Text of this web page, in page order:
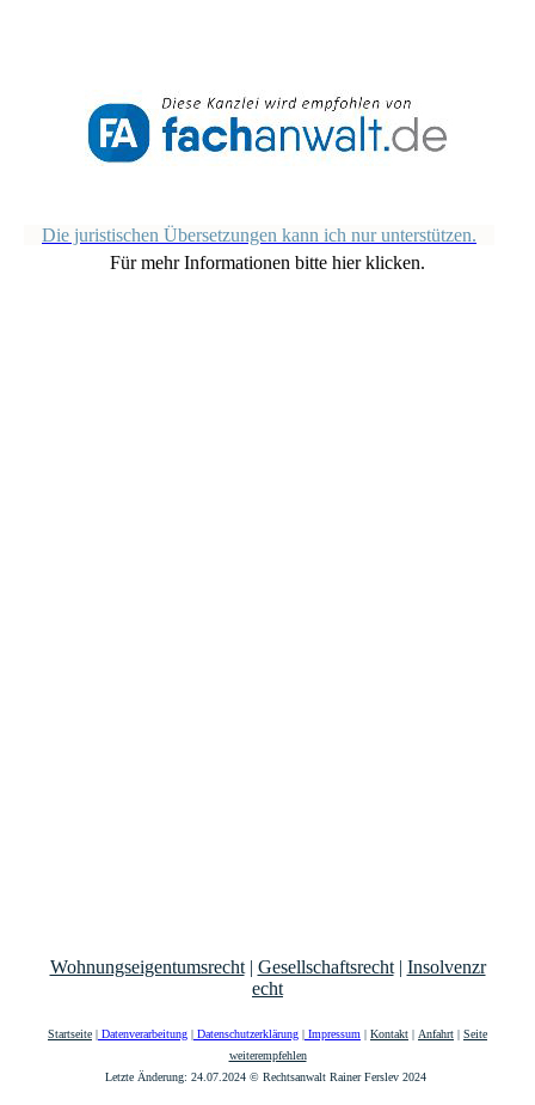
Die juristischen Übersetzungen kann ich nur unterstützen.
Für mehr Informationen bitte hier klicken.
Wohnungseigentumsrecht| Gesellschaftsrecht| Insolvenzr
echt
Startseite Datenverarbeitung Datenschutzerklärung Impressum Kontakt Anfahrt
Seite
weiterempfehlen
Letzte Änderung: 24.07.2024 © Rechtsanwalt Rainer Ferslev 2024